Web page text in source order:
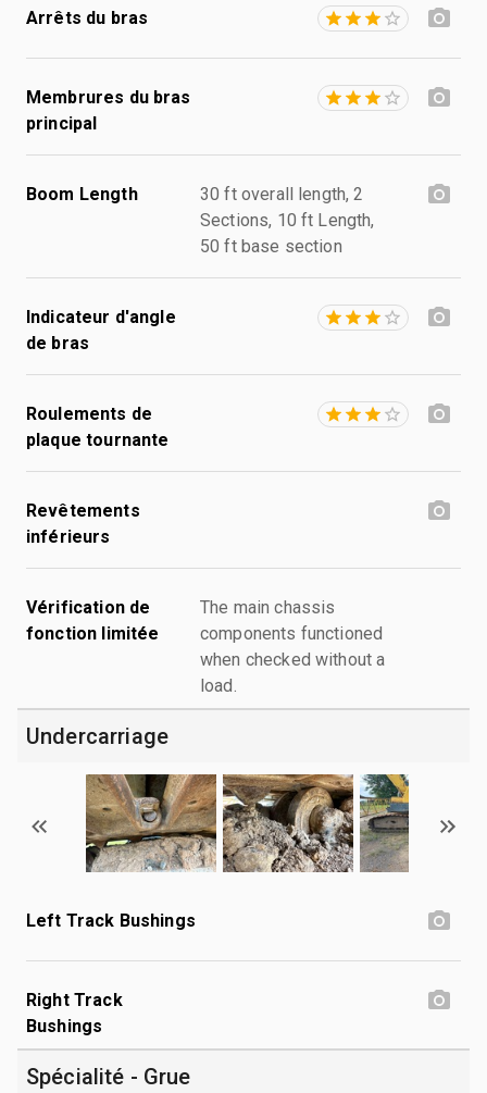
Arrêts du bras
Membrures du bras
principal
Boom Length
30 ft overall length, 2
Sections, 10 ft Length,
50 ft base section
Indicateur d'angle
de bras
Roulements de
plaque tournante
Revêtements
inférieurs
Vérification de
fonction limitée
The main chassis
components functioned
when checked without a
load.
Undercarriage
Left Track Bushings
Right Track
Bushings
Spécialité - Grue